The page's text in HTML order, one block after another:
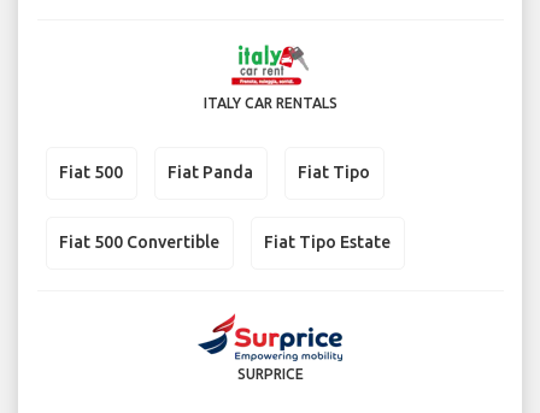
ITALY CAR RENTALS
Fiat 500 Fiat Panda Fiat Tipo
Fiat 500 Convertible Fiat Tipo Estate
SURPRICE